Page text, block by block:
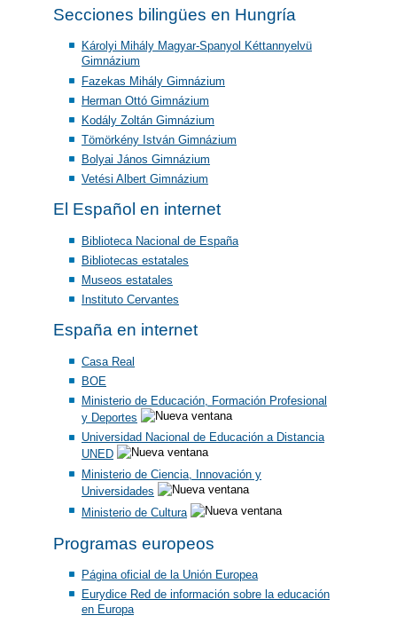
Secciones bilingües en Hungría
Károlyi Mihály Magyar-Spanyol Kéttannyelvü
Gimnázium
Fazekas Mihály Gimnázium
Herman Ottó Gimnázium
Kodály Zoltán Gimnázium
Tömörkény István Gimnázium
Bolyai János Gimnázium
Vetési Albert Gimnázium
El Español en internet
Biblioteca Nacional de España
Bibliotecas estatales
Museos estatales
Instituto Cervantes
España en internet
Casa Real
BOE
Ministerio de Educación, Formación Profesional
y Deportes
Universidad Nacional de Educación a Distancia
UNED
Ministerio de Ciencia, Innovación y
Universidades
Ministerio de Cultura
Programas europeos
Página oficial de la Unión Europea
Eurydice Red de información sobre la educación
en Europa